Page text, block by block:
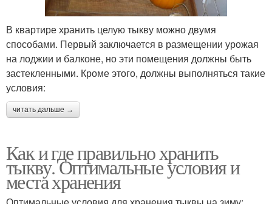
В квартире хранить целую тыкву можно двумя
способами. Первый заключается в размещении урожая
на лоджии и балконе, но эти помещения должны быть
застекленными. Кроме этого, должны выполняться такие
условия:
читать дальше →
Как и где правильно хранить
тыкву. Оптимальные условия и
места хранения